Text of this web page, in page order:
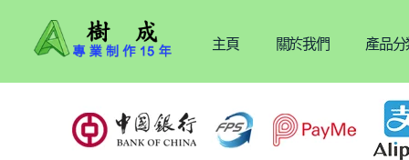
主頁 關於我們 產品分